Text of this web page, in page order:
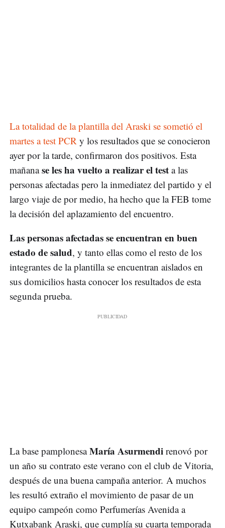
La totalidad de la plantilla del Araski se sometió el
martes a test PCR y los resultados que se conocieron
ayer por la tarde, confirmaron dos positivos. Esta
mañanase les ha vuelto a realizar el test a las
personas afectadas pero la inmediatez del partido y el
largo viaje de por medio, ha hecho que la FEB tome
la decisión del aplazamiento del encuentro.
Las personas afectadas se encuentran en buen
estado de salud, y tanto ellas como el resto de los
integrantes de la plantilla se encuentran aislados en
sus domicilios hasta conocer los resultados de esta
segunda prueba.
La base pamplonesaMaría Asurmendi renovó por
un año su contrato este verano con el club de Vitoria,
después de una buena campaña anterior. A muchos
les resultó extraño el movimiento de pasar de un
equipo campeón como Perfumerías Avenida a
Kutxabank Araski, que cumplía su cuarta temporada